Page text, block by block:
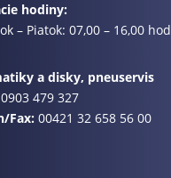
hodiny:
– Piatok: 07,00 – 16,00 hod
a disky, pneuservis
0903 479 327
Fax:00421 32 658 56 00